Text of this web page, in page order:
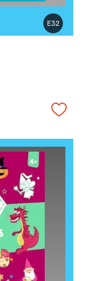
E32